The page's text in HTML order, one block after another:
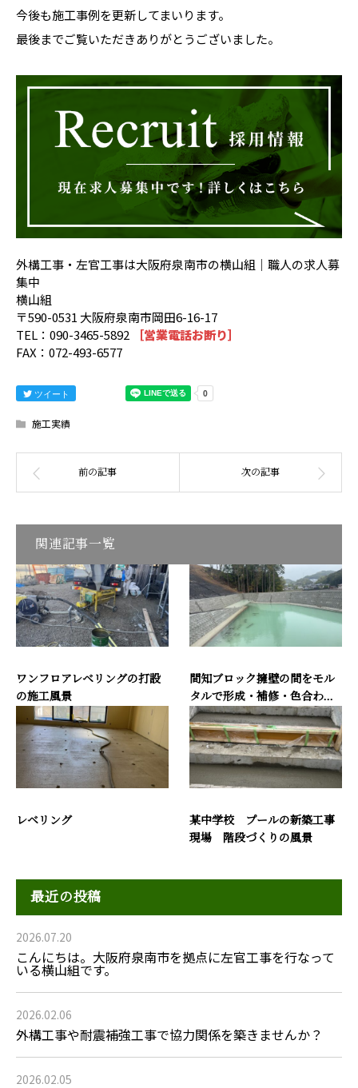
今後も施工事例を更新してまいります。
最後までご覧いただきありがとうございました。
外構工事・左官工事は大阪府泉南市の横山組｜職人の求人募
集中
横山組
〒590-0531 大阪府泉南市岡田6-16-17
TEL：090-3465-5892
［営業電話お断り］
FAX：072-493-6577
ツイート
施工実績
関連記事一覧
ワンフロアレベリングの打設
の施工風景
間知ブロック擁壁の間をモル
タルで形成・補修・色合わ...
レベリング
某中学校 プールの新築工事
現場 階段づくりの風景
最近の投稿
2026.07.20
こんにちは。大阪府泉南市を拠点に左官工事を行なって
いる横山組です。
2026.02.06
外構工事や耐震補強工事で協力関係を築きませんか？
2026.02.05